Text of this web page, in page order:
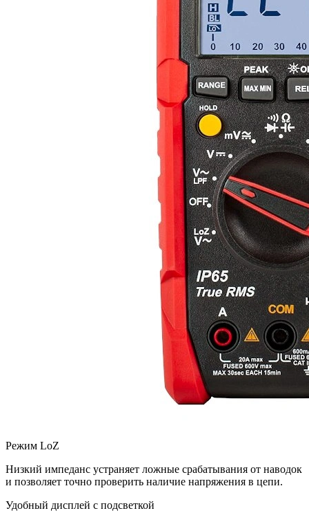
Режим LoZ
Низкий импеданс устраняет ложные срабатывания от наводок
и позволяет точно проверить наличие напряжения в цепи.
Удобный дисплей с подсветкой